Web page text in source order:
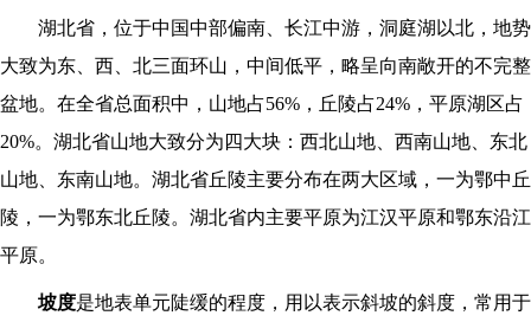
湖北省，位于中国中部偏南、长江中游，洞庭湖以北，地势
大致为东、西、北三面环山，中间低平，略呈向南敞开的不完整
盆地。在全省总面积中，山地占56%，丘陵占24%，平原湖区占
20%。湖北省山地大致分为四大块：西北山地、西南山地、东北
山地、东南山地。湖北省丘陵主要分布在两大区域，一为鄂中丘
陵，一为鄂东北丘陵。湖北省内主要平原为江汉平原和鄂东沿江
平原。
坡度是地表单元陡缓的程度，用以表示斜坡的斜度，常用于